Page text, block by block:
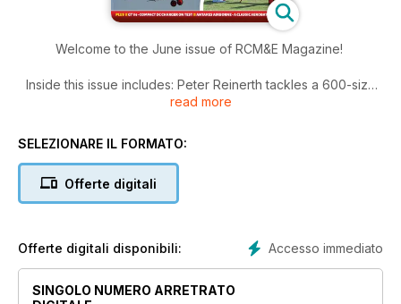
Welcome to the June issue of RCM&E Magazine!
Inside this issue includes: Peter Reinerth tackles a 600-size
scale build of an Agusta A109A air ambulance, Topics in Keith
contra drive propulsion and the long- awaited YS Boxer
read more
SELEZIONARE IL FORMATO:
Offerte digitali
Accesso immediato
Offerte digitali disponibili:
SINGOLO NUMERO ARRETRATO